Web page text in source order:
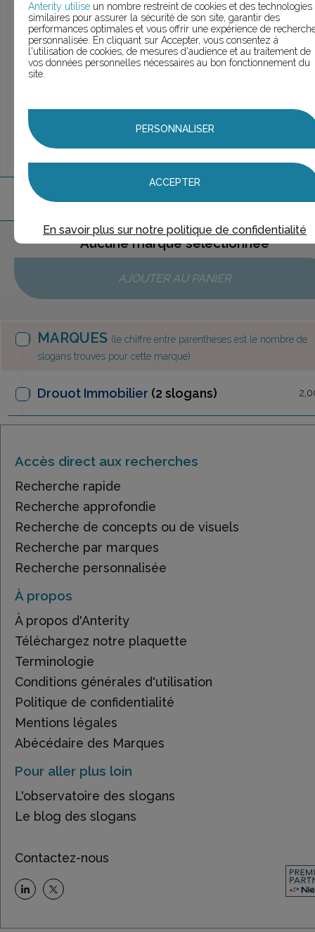
> Voir larecherche approfondie
> Voir larecherche personnalisée
marquetrouvée
Aucune marque sélectionnée
AJOUTER AU PANIER
MARQUES (le chiffre entre parenthèses est le nombre de
slogans trouvés pour cette marque)
Drouot Immobilier (2 slogans)
Accès direct aux recherches
Recherche rapide
Recherche approfondie
Recherche de concepts ou de visuels
Recherche par marques
Recherche personnalisée
À propos
À propos d'Anterity
Téléchargez notre plaquette
Terminologie
Conditions générales d'utilisation
Politique de confidentialité
Mentions légales
Abécédaire des Marques
Pour aller plus loin
L'observatoire des slogans
Le blog des slogans
Contactez-nous
Anterity utilise un nombre restreint de cookies et des technologies
similaires pour assurer la sécurité de son site, garantir des
performances optimales et vous offrir une expérience de
personnalisée. En cliquant sur Accepter, vous consentez à
l'utilisation de cookies, de mesures d'audience et au traitement de
vos données personnelles nécessaires au bon fonctionnement du
site.
PERSONNALISER
ACCEPTER
En savoir plus sur notre politique de confidentialité